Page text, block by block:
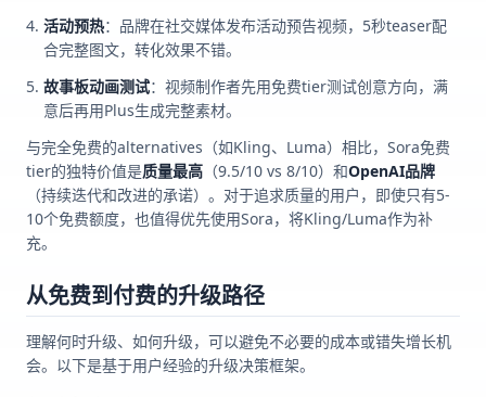
活动预热：品牌在社交媒体发布活动预告视频，5秒teaser配
合完整图文，转化效果不错。
故事板动画测试：视频制作者先用免费tier测试创意方向，满
意后再用Plus生成完整素材。
与完全免费的alternatives（如Kling、Luma）相比，Sora免费
tier的独特价值是质量最高 （9.5/10 vs 8/10）和OpenAI品牌
（持续迭代和改进的承诺）。对于追求质量的用户，即使只有5-
10个免费额度，也值得优先使用Sora，将Kling/Luma作为补
充。
从免费到付费的升级路径
理解何时升级、如何升级，可以避免不必要的成本或错失增长机
会。以下是基于用户经验的升级决策框架。